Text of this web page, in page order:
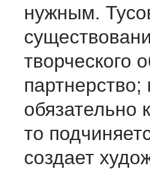
нужным.
творческого
обязательно
то
создает